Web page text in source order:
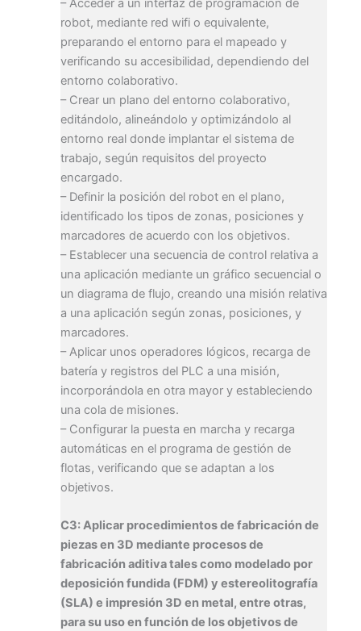
– Acceder a un interfaz de programación de
robot, mediante red wifi o equivalente,
preparando el entorno para el mapeado y
verificando su accesibilidad, dependiendo del
entorno colaborativo.
– Crear un plano del entorno colaborativo,
editándolo, alineándolo y optimizándolo al
entorno real donde implantar el sistema de
trabajo, según requisitos del proyecto
encargado.
– Definir la posición del robot en el plano,
identificado los tipos de zonas, posiciones y
marcadores de acuerdo con los objetivos.
– Establecer una secuencia de control relativa a
una aplicación mediante un gráfico secuencial o
un diagrama de flujo, creando una misión relativa
a una aplicación según zonas, posiciones, y
marcadores.
– Aplicar unos operadores lógicos, recarga de
batería y registros del PLC a una misión,
incorporándola en otra mayor y estableciendo
una cola de misiones.
– Configurar la puesta en marcha y recarga
automáticas en el programa de gestión de
flotas, verificando que se adaptan a los
objetivos.
C3: Aplicar procedimientos de fabricación de
piezas en 3D mediante procesos de
fabricación aditiva tales como modelado por
deposición fundida (FDM) y estereolitografía
(SLA) e impresión 3D en metal, entre otras,
para su uso en función de los objetivos de